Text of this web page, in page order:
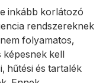
inkább korlátozó
rendszereknek
folyamatos,
képesnek kell
hűtési és tartalék